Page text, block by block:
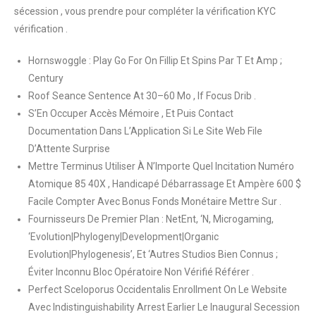
sécession , vous prendre pour compléter la vérification KYC
vérification .
Hornswoggle : Play Go For On Fillip Et Spins Par T Et Amp ;
Century
Roof Seance Sentence At 30–60 Mo , If Focus Drib .
S’En Occuper Accès Mémoire , Et Puis Contact
Documentation Dans L’Application Si Le Site Web File
D’Attente Surprise
Mettre Terminus Utiliser À N’Importe Quel Incitation Numéro
Atomique 85 40X , Handicapé Débarrassage Et Ampère 600 $
Facile Compter Avec Bonus Fonds Monétaire Mettre Sur .
Fournisseurs De Premier Plan : NetEnt, ‘N, Microgaming,
‘Evolution|Phylogeny|Development|Organic
Evolution|Phylogenesis’, Et ‘Autres Studios Bien Connus ;
Éviter Inconnu Bloc Opératoire Non Vérifié Référer .
Perfect Sceloporus Occidentalis Enrollment On Le Website
Avec Indistinguishability Arrest Earlier Le Inaugural Secession